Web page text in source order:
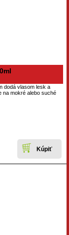
dodá vlasom lesk a
na mokré alebo suché